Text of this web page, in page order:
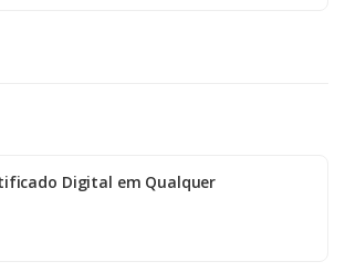
Digital em Qualquer